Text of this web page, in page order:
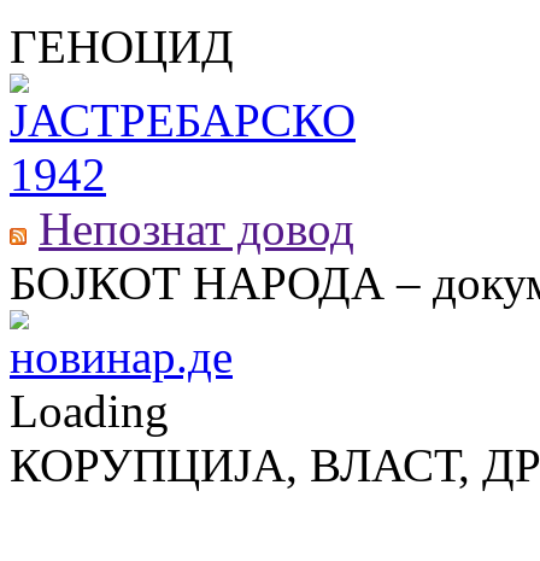
ГЕНОЦИД
Непознат довод
БОЈКОТ НАРОДА –
Loading
КОРУПЦИЈА, ВЛАСТ,